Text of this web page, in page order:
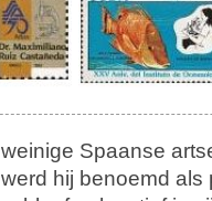
Spaanse
hij benoemd als